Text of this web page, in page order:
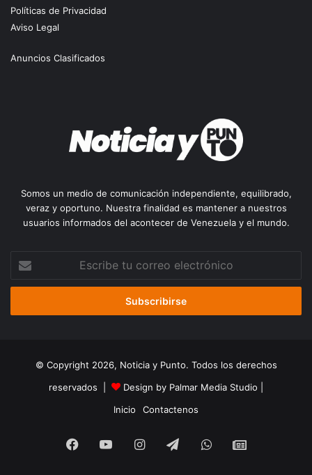
Políticas de Privacidad
Aviso Legal
Anuncios Clasificados
Somos un medio de comunicación independiente, equilibrado,
veraz y oportuno. Nuestra finalidad es mantener a nuestros
usuarios informados del acontecer de Venezuela y el mundo.
correo
© Copyright 2026, Noticia y Punto. Todos los derechos
reservados |
Design by Palmar Media Studio
Inicio
Contactenos
Facebook
YouTubeInstagramTelegramWhatsApp
Google